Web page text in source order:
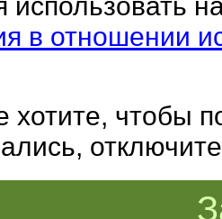
в отношении
чтобы